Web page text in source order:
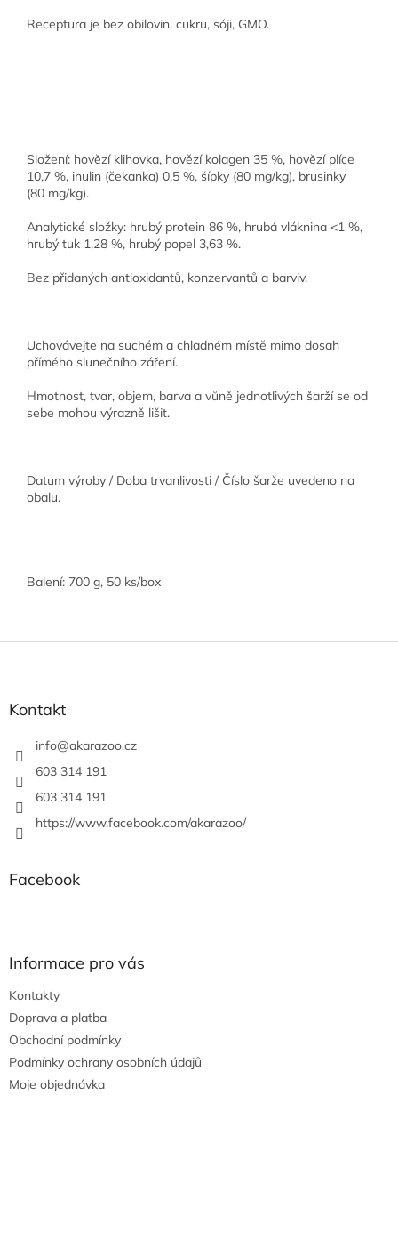
Receptura je bez obilovin, cukru, sóji, GMO.
Složení: hovězí klihovka, hovězí kolagen 35 %, hovězí plíce
10,7 %, inulin (čekanka) 0,5 %, šípky (80 mg/kg), brusinky
(80 mg/kg).
Analytické složky: hrubý protein 86 %, hrubá vláknina <1 %,
hrubý tuk 1,28 %, hrubý popel 3,63 %.
Bez přidaných antioxidantů, konzervantů a barviv.
Uchovávejte na suchém a chladném místě mimo dosah
přímého slunečního záření.
Hmotnost, tvar, objem, barva a vůně jednotlivých šarží se od
sebe mohou výrazně lišit.
Datum výroby / Doba trvanlivosti / Číslo šarže uvedeno na
obalu.
Balení: 700 g, 50 ks/box
Kontakt
info@akarazoo.cz
603 314 191
603 314 191
https://www.facebook.com/akarazoo/
Facebook
Informace pro vás
Kontakty
Doprava a platba
Obchodní podmínky
Podmínky ochrany osobních údajů
Moje objednávka